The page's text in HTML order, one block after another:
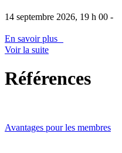
14 septembre 2026, 19 h 00 -
En savoir plus
Voir la suite
Références
Avantages pour les membres